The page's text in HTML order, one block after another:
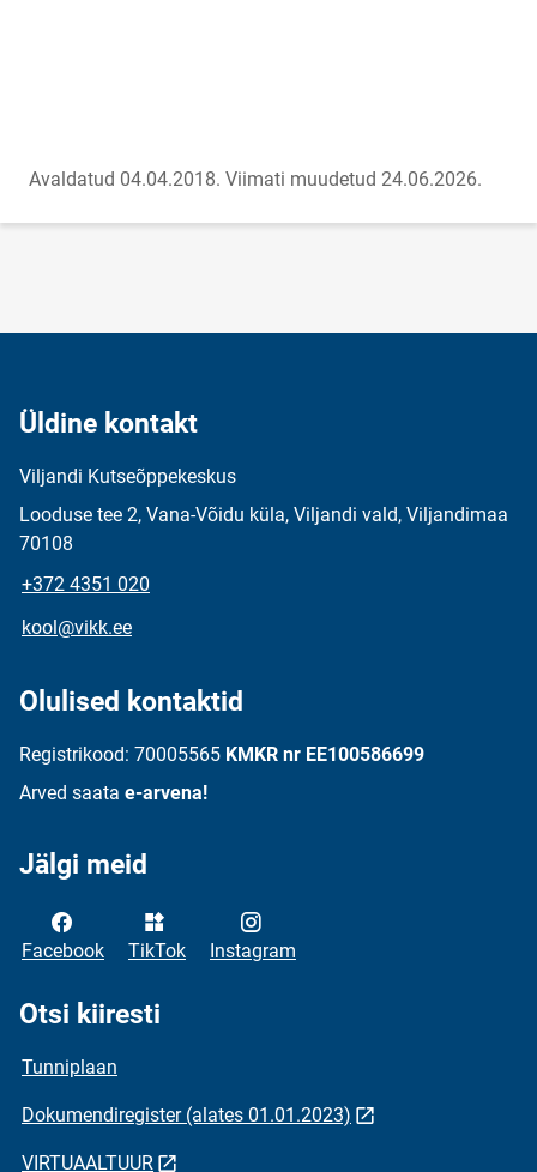
Avaldatud 04.04.2018. Viimati muudetud 24.06.2026.
Üldine kontakt
Viljandi Kutseõppekeskus
Looduse tee 2, Vana-Võidu küla, Viljandi vald, Viljandimaa
70108
+372 4351 020
kool@vikk.ee
Olulised kontaktid
Registrikood: 70005565 KMKR nr EE100586699
Arved saata e-arvena!
Jälgi meid
Facebook TikTok Instagram
Otsi kiiresti
Tunniplaan
Dokumendiregister (alates 01.01.2023)
VIRTUAALTUUR